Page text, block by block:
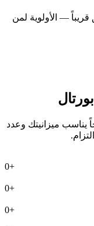
— الأولوية لمن
يناسب ميزانيتك وعدد
0+
0+
0+